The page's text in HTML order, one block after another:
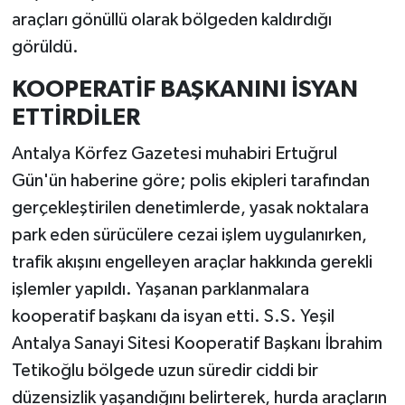
araçları gönüllü olarak bölgeden kaldırdığı
görüldü.
KOOPERATİF BAŞKANINI İSYAN
ETTİRDİLER
Antalya Körfez Gazetesi muhabiri Ertuğrul
Gün'ün haberine göre; polis ekipleri tarafından
gerçekleştirilen denetimlerde, yasak noktalara
park eden sürücülere cezai işlem uygulanırken,
trafik akışını engelleyen araçlar hakkında gerekli
işlemler yapıldı. Yaşanan parklanmalara
kooperatif başkanı da isyan etti. S.S. Yeşil
Antalya Sanayi Sitesi Kooperatif Başkanı İbrahim
Tetikoğlu bölgede uzun süredir ciddi bir
düzensizlik yaşandığını belirterek, hurda araçların